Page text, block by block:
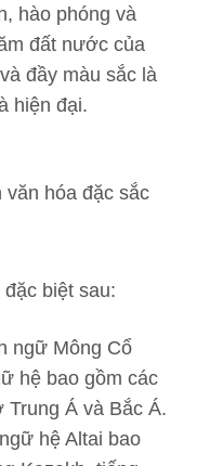
hào phóng và
đất nước của
đầy màu sắc là
hiện đại.
hóa đặc sắc
biệt sau:
ngữ Mông Cổ
hệ bao gồm các
Á và Bắc Á.
hệ Altai bao